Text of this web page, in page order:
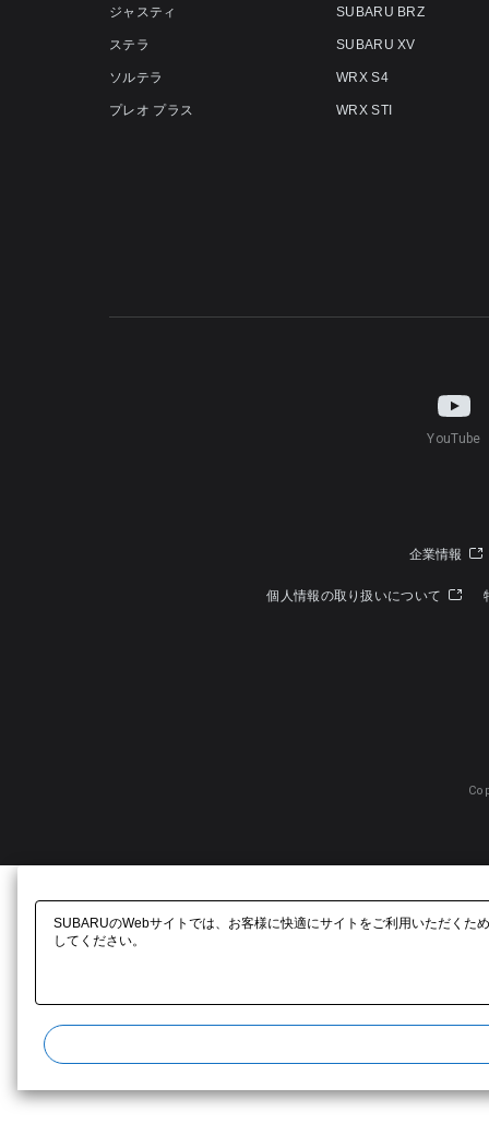
ジャスティ
ステラ
ソルテラ
プレオ プラス
SUBARU BRZ
SUBARU XV
WRX S4
WRX STI
YouTube
企業情報
個人情報の取り扱いについて
SUBARUのWebサイトでは、お客様に快適にサイトをご利用いただく
してください。​